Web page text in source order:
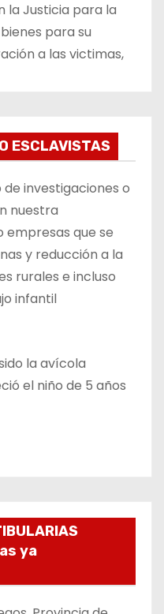
la Justicia para la
para su
a las victimas,
ESCLAVISTAS
investigaciones o
nuestra
empresas que se
y reducción a la
rurales e incluso
infantil
la avícola
el niño de 5 años
ya